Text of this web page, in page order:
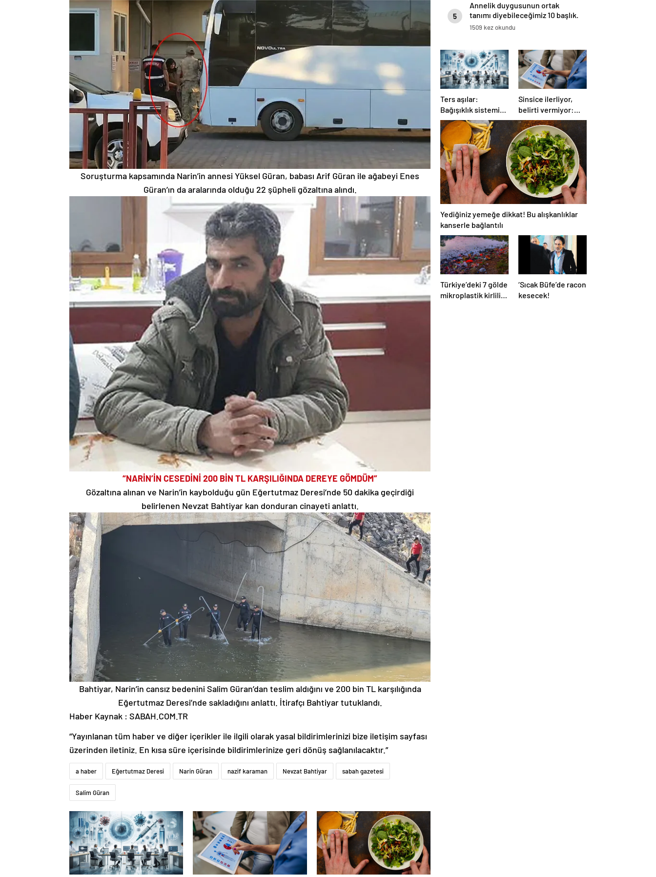
Soruşturma kapsamında Narin’in annesi Yüksel Güran, babası Arif Güran ile ağabeyi Enes
Güran’ın da aralarında olduğu 22 şüpheli gözaltına alındı.
“NARİN’İN CESEDİNİ 200 BİN TL KARŞILIĞINDA DEREYE GÖMDÜM”
Gözaltına alınan ve Narin’in kaybolduğu gün Eğertutmaz Deresi’nde 50 dakika geçirdiği
belirlenen Nevzat Bahtiyar kan donduran cinayeti anlattı.
Bahtiyar, Narin’in cansız bedenini Salim Güran’dan teslim aldığını ve 200 bin TL karşılığında
Eğertutmaz Deresi’nde sakladığını anlattı. İtirafçı Bahtiyar tutuklandı.
Haber Kaynak : SABAH.COM.TR
“Yayınlanan tüm haber ve diğer içerikler ile ilgili olarak yasal bildirimlerinizi bize iletişim sayfası
üzerinden iletiniz. En kısa süre içerisinde bildirimlerinize geri dönüş sağlanılacaktır.”
a haber Eğertutmaz Deresi Narin Güran nazif karaman Nevzat Bahtiyar sabah gazetesi
Salim Güran
5
Annelik duygusunun ortak
tanımı diyebileceğimiz 10 başlık.
1509 kez okundu
Ters aşılar:
Bağışıklık sistemini
eğiten yeni nesil
tedavi
Sinsice ilerliyor,
belirti vermiyor:
Çağımızın yeni
hastalığı!
Yediğiniz yemeğe dikkat! Bu alışkanlıklar
kanserle bağlantılı
Türkiye’deki 7 gölde
mikroplastik kirliliği
‘Sıcak Büfe’de racon
kesecek!